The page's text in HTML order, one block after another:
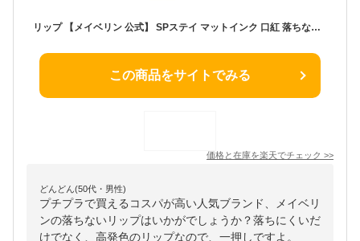
リップ 【メイベリン 公式】 SPステイ マットインク 口紅 落ちない リキッド 高発色 maybelline 送料無料
この商品をサイトでみる
価格と在庫を楽天でチェック >>
どんどん(50代・男性)
プチプラで買えるコスパが高い人気ブランド、メイベリ
ンの落ちないリップはいかがでしょうか？落ちにくいだ
けでなく、高発色のリップなので、一押しですよ。